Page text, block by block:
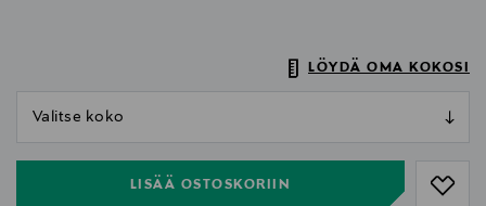
LÖYDÄ OMA KOKOSI
LISÄÄ OSTOSKORIIN